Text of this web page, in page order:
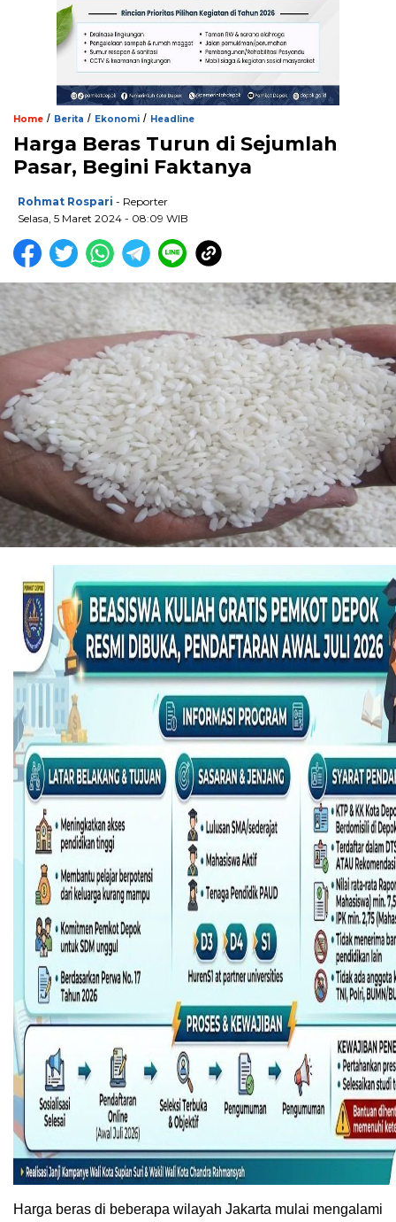
Home / Berita / Ekonomi / Headline
Harga Beras Turun di Sejumlah
Pasar, Begini Faktanya
Rohmat Rospari - Reporter
Selasa, 5 Maret 2024 - 08:09 WIB
Harga beras di beberapa wilayah Jakarta mulai mengalami